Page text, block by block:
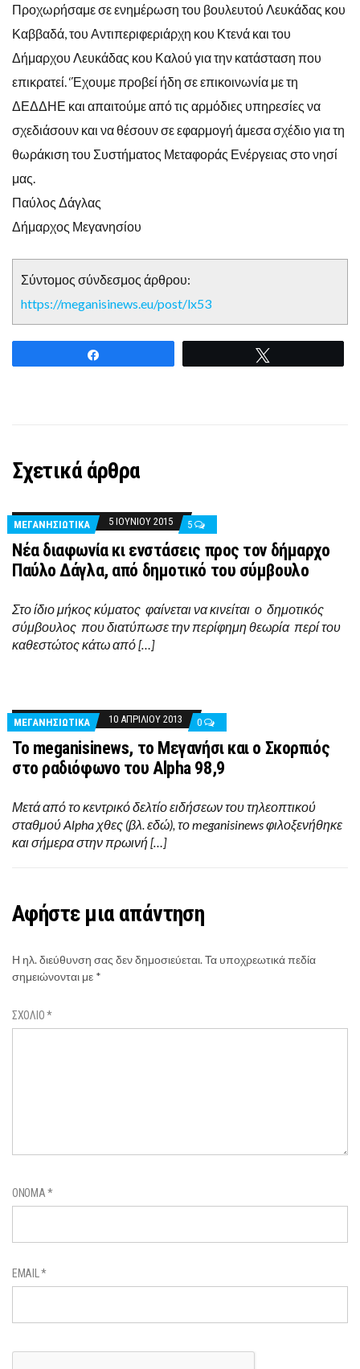
Προχωρήσαμε σε ενημέρωση του βουλευτού Λευκάδας κου
Καββαδά, του Αντιπεριφεριάρχη κου Κτενά και του
Δήμαρχου Λευκάδας κου Καλού για την κατάσταση που
επικρατεί. ‘Έχουμε προβεί ήδη σε επικοινωνία με τη
ΔΕΔΔΗΕ και απαιτούμε από τις αρμόδιες υπηρεσίες να
σχεδιάσουν και να θέσουν σε εφαρμογή άμεσα σχέδιο για τη
θωράκιση του Συστήματος Μεταφοράς Ενέργειας στο νησί
μας.
Παύλος Δάγλας
Δήμαρχος Μεγανησίου
Σύντομος σύνδεσμος άρθρου:
https://meganisinews.eu/post/lx53
Σχετικά άρθρα
ΜΕΓΑΝΗΣΙΩΤΙΚΑ 5 ΙΟΥΝΊΟΥ 2015 5
Νέα διαφωνία κι ενστάσεις προς τον δήμαρχο
Παύλο Δάγλα, από δημοτικό του σύμβουλο
Στο ίδιο μήκος κύματος φαίνεται να κινείται ο δημοτικός
σύμβουλος που διατύπωσε την περίφημη θεωρία περί του
καθεστώτος κάτω από […]
ΜΕΓΑΝΗΣΙΩΤΙΚΑ 10 ΑΠΡΙΛΊΟΥ 2013 0
Το meganisinews, το Μεγανήσι και ο Σκορπιός
στο ραδιόφωνο του Alpha 98,9
Μετά από το κεντρικό δελτίο ειδήσεων του τηλεοπτικού
σταθμού Alpha χθες (βλ. εδώ), το meganisinews φιλοξενήθηκε
και σήμερα στην πρωινή […]
Αφήστε μια απάντηση
Η ηλ. διεύθυνση σας δεν δημοσιεύεται.Τα υποχρεωτικά πεδία
σημειώνονται με *
ΣΧΌΛΙΟ*
ΌΝΟΜΑ*
EMAIL*